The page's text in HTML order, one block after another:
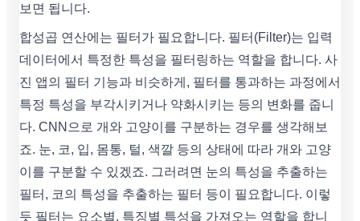
보면 됩니다.
합성곱 연산에는 필터가 필요합니다. 필터(Filter)는 입력
데이터에서 특정한 특성을 필터링하는 역할을 합니다. 사
진 앱의 필터 기능과 비슷하게, 필터를 통과하는 과정에서
특정 특성을 부각시키거나 약화시키는 등의 변화를 줍니
다. CNN으로 개와 고양이를 구분하는 경우를 생각해보
죠. 눈, 코, 입, 몸통, 털, 색깔 등의 상태에 따라 개와 고양
이를 구분할 수 있겠죠. 그러려면 눈의 특성을 추출하는
필터, 코의 특성을 추출하는 필터 등이 필요합니다. 이렇
듯 필터는 요소별, 특징별 특성을 가져오는 역할을 합니